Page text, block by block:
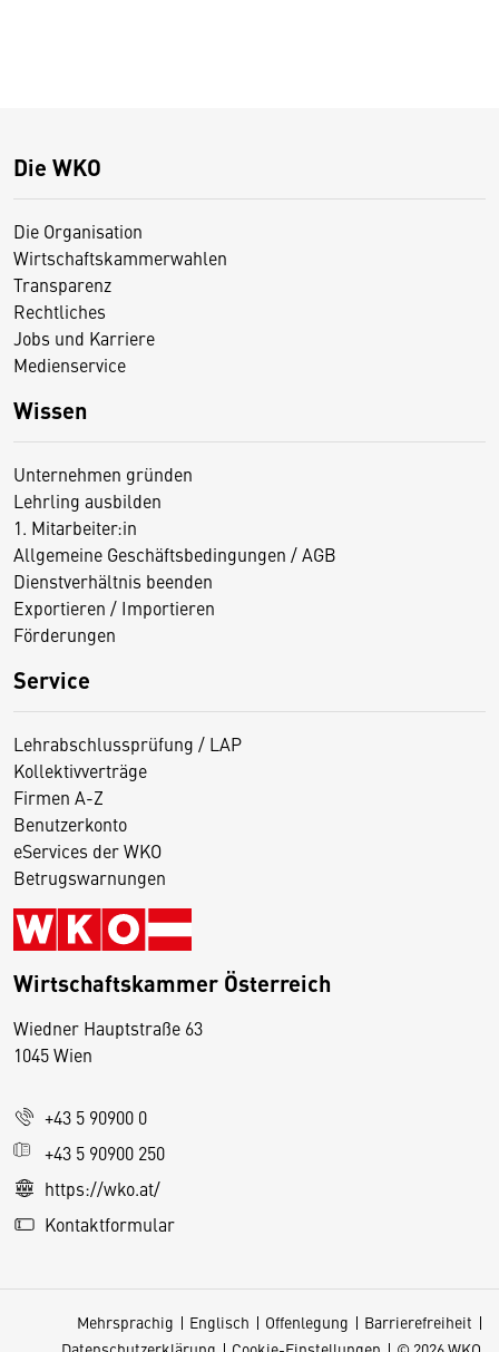
Die WKO
Die Organisation
Wirtschaftskammerwahlen
Transparenz
Rechtliches
Jobs und Karriere
Medienservice
Wissen
Unternehmen gründen
Lehrling ausbilden
1. Mitarbeiter:in
Allgemeine Geschäftsbedingungen / AGB
Dienstverhältnis beenden
Exportieren / Importieren
Förderungen
Service
Lehrabschlussprüfung / LAP
Kollektivverträge
Firmen A-Z
Benutzerkonto
eServices der WKO
Betrugswarnungen
Wirtschaftskammer Österreich
Wiedner Hauptstraße 63
1045 Wien
+43 5 90900 0
+43 5 90900 250
https://wko.at/
Kontaktformular
Mehrsprachig Englisch Offenlegung
Barrierefreiheit
D
s
e
S
e